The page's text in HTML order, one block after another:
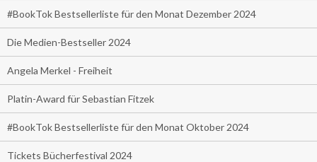
#BookTok Bestsellerliste für den Monat Dezember 2024
Die Medien-Bestseller 2024
Angela Merkel - Freiheit
Platin-Award für Sebastian Fitzek
#BookTok Bestsellerliste für den Monat Oktober 2024
Tickets Bücherfestival 2024